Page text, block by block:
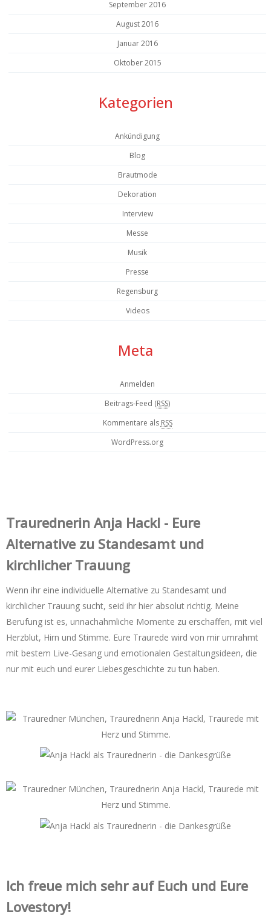
September 2016
August 2016
Januar 2016
Oktober 2015
Kategorien
Ankündigung
Blog
Brautmode
Dekoration
Interview
Messe
Musik
Presse
Regensburg
Videos
Meta
Anmelden
Beitrags-Feed (RSS)
Kommentare als RSS
WordPress.org
Trauredner‌in Anja Hackl - Eure
Alternative zu Standesamt und
kirchlicher Trauung
Wenn ihr eine individuelle Alternative zu Standesamt und
kirchlicher Trauung sucht, seid ihr hier absolut richtig. Meine
Berufung ist es, unnachahmliche Momente zu erschaffen, mit viel
Herzblut, Hirn und Stimme. Eure Traurede wird von mir umrahmt
mit bestem Live-Gesang und emotionalen Gestaltungsideen, die
nur mit euch und eurer Liebesgeschichte zu tun haben.
Ich freue mich sehr auf Euch und Eure
Lovestory!